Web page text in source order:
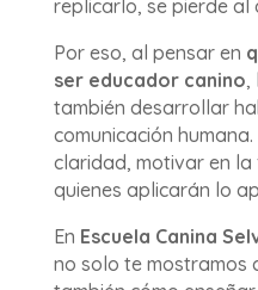
replicarlo, se pierde al
Por eso, al pensar en
ser educador canino,
también desarrollar
comunicación
claridad, motivar en
quienes aplicarán lo
En Escuela Canina
no solo te mostramos